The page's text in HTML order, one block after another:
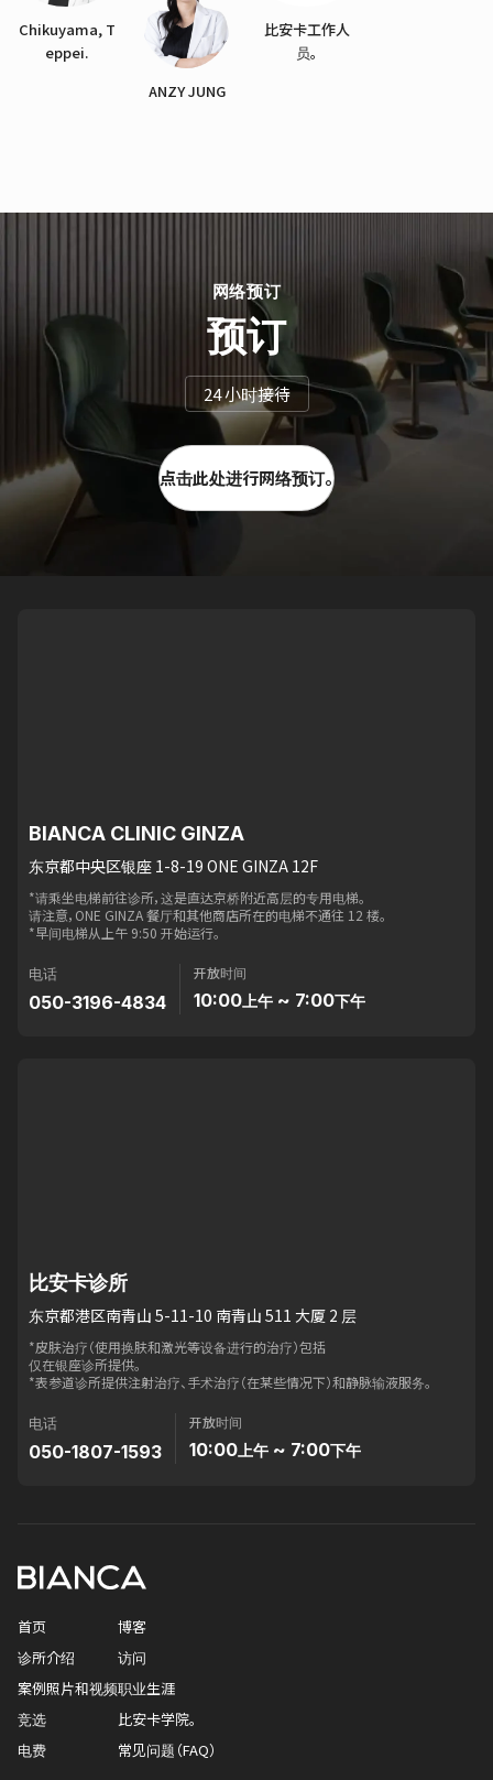
Chikuyama, T
eppei.
ANZY JUNG
比安卡工作人
员。
网络预订
预订
24 小时接待
点击此处进行网络预订。
BIANCA CLINIC GINZA
东京都中央区银座 1-8-19 ONE GINZA 12F
*请乘坐电梯前往诊所，这是直达京桥附近高层的专用电梯。
请注意，ONE GINZA 餐厅和其他商店所在的电梯不通往 12 楼。
*早间电梯从上午 9:50 开始运行。
电话
050-3196-4834
开放时间
10:00 上午 ~ 7:00下午
比安卡诊所
东京都港区南青山 5-11-10 南青山 511 大厦 2 层
*皮肤治疗（使用换肤和激光等设备进行的治疗）包括
仅在银座诊所提供。
*表参道诊所提供注射治疗、手术治疗（在某些情况下）和静脉输液服务。
电话
050-1807-1593
开放时间
10:00 上午 ~ 7:00下午
首页
诊所介绍
案例照片和视频
竞选
电费
博客
访问
职业生涯
比安卡学院。
常见问题（FAQ）